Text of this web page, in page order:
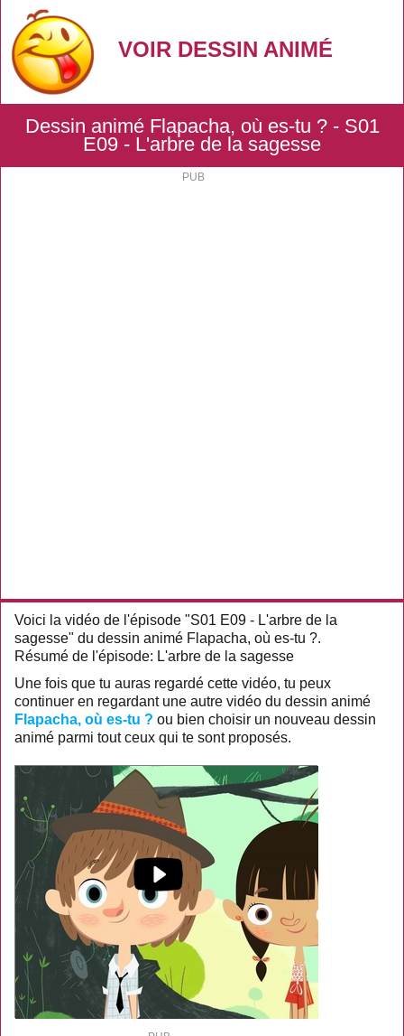
VOIR DESSIN ANIMÉ
Dessin animé Flapacha, où es-tu ? - S01
E09 - L'arbre de la sagesse
Voici la vidéo de l'épisode "S01 E09 - L'arbre de la
sagesse" du dessin animé Flapacha, où es-tu ?.
Résumé de l'épisode: L'arbre de la sagesse
Une fois que tu auras regardé cette vidéo, tu peux
continuer en regardant une autre vidéo du dessin animé
Flapacha, où es-tu ? ou bien choisir un nouveau dessin
animé parmi tout ceux qui te sont proposés.